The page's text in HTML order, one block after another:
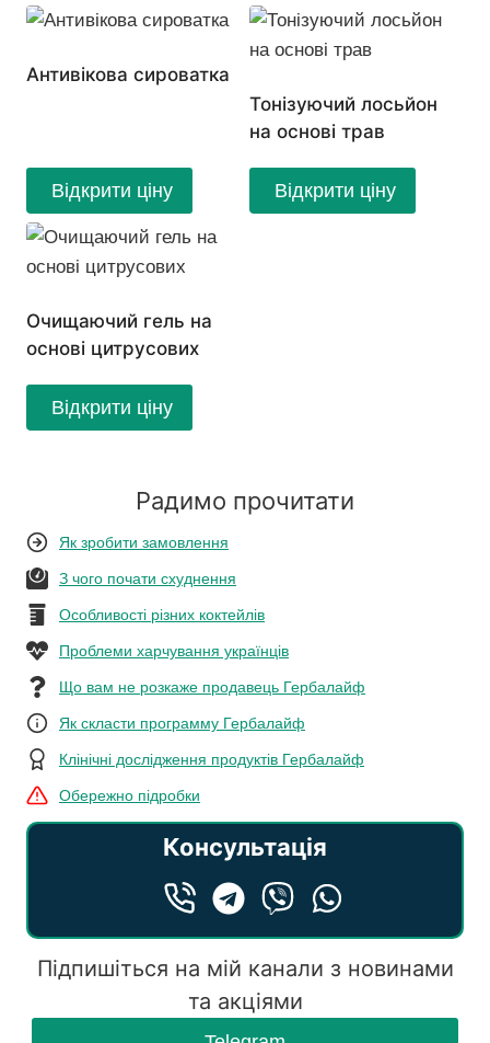
Антивікова сироватка
Відкрити ціну
Тонізуючий лосьйон
на основі трав
Відкрити ціну
Очищаючий гель на
основі цитрусових
Відкрити ціну
Радимо прочитати
Як зробити замовлення
З чого почати схуднення
Особливості різних коктейлів
Проблеми харчування українців
Що вам не розкаже продавець Гербалайф
Як скласти программу Гербалайф
Клінічні дослідження продуктів Гербалайф
Обережно підробки
Консультація
Підпишіться на мій канали з новинами
та акціями